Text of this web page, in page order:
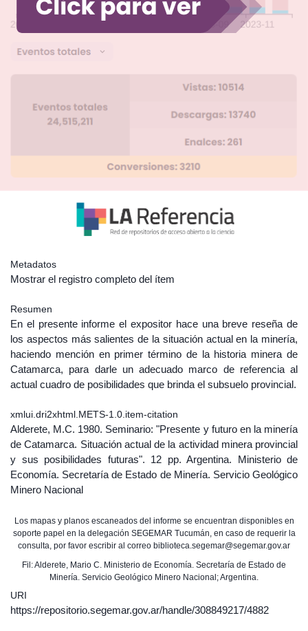
Metadatos
Mostrar el registro completo del ítem
Resumen
En el presente informe el expositor hace una breve reseña de
los aspectos más salientes de la situación actual en la minería,
haciendo mención en primer término de la historia minera de
Catamarca, para darle un adecuado marco de referencia al
actual cuadro de posibilidades que brinda el subsuelo provincial.
xmlui.dri2xhtml.METS-1.0.item-citation
Alderete, M.C. 1980. Seminario: "Presente y futuro en la minería
de Catamarca. Situación actual de la actividad minera provincial
y sus posibilidades futuras". 12 pp. Argentina. Ministerio de
Economía. Secretaría de Estado de Minería. Servicio Geológico
Minero Nacional
Los mapas y planos escaneados del informe se encuentran disponibles en
soporte papel en la delegación SEGEMAR Tucumán, en caso de requerir la
consulta, por favor escribir al correo biblioteca.segemar@segemar.gov.ar
Fil: Alderete, Mario C. Ministerio de Economía. Secretaría de Estado de
Minería. Servicio Geológico Minero Nacional; Argentina.
URI
https://repositorio.segemar.gov.ar/handle/308849217/4882